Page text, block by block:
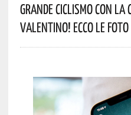
Grande Ciclismo Con
Valentino! Ecco Le Foto